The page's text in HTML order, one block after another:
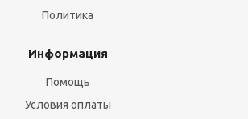
Политика
Информация
Помощь
Условия оплаты